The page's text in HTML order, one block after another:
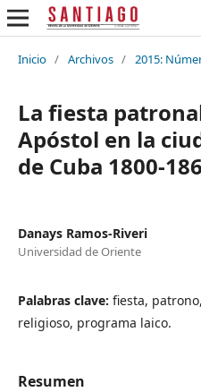
Inicio / Archivos / 2015:
La fiesta
Apóstol en la
de Cuba 1800-
Danays Ramos-Riveri
Universidad de Oriente
Palabras clave: fiesta,
religioso, programa laico.
Resumen